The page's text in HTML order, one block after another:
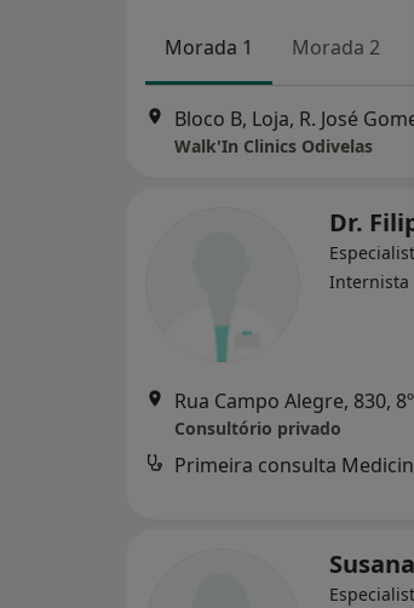
Morada 1 Morada 2
Walk'In Clinics Odivelas
Dr.
Internista
Consultório privado
Primeira consulta